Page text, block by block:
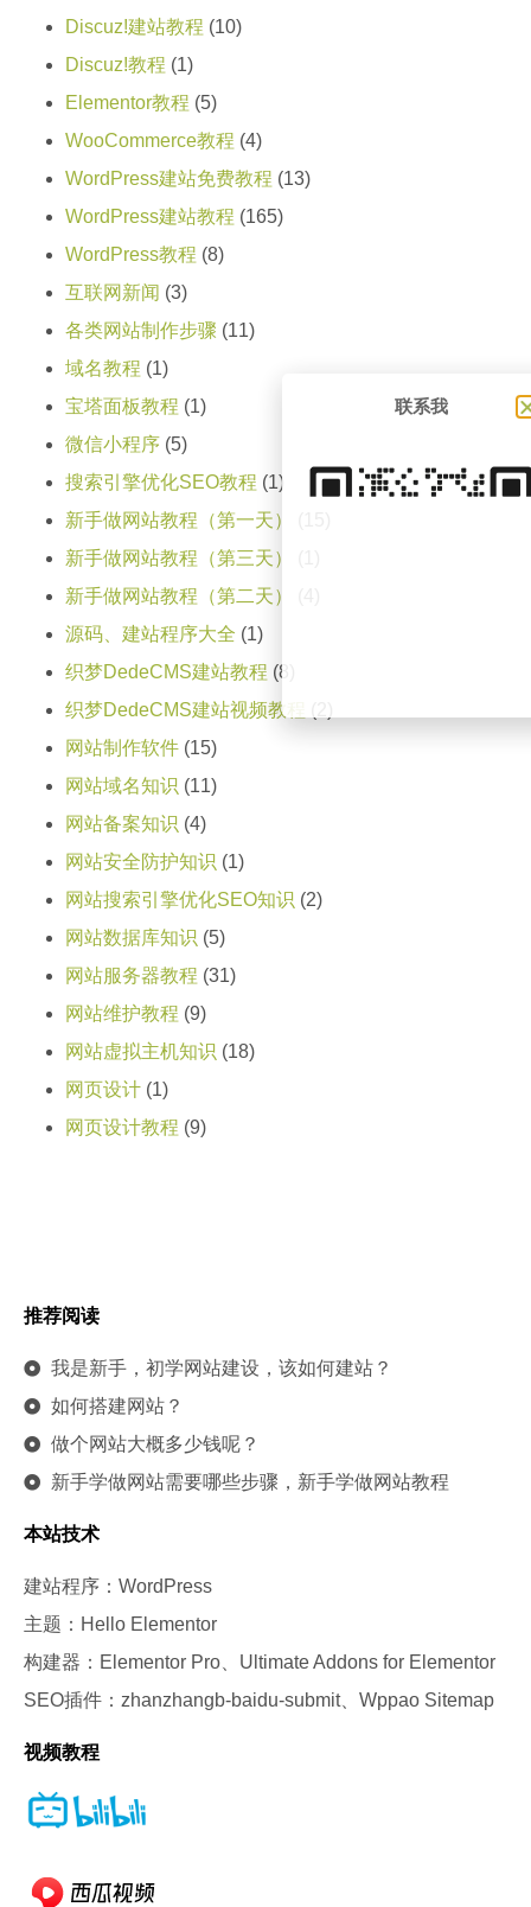
Discuz!建站教程 (10)
Discuz!教程 (1)
Elementor教程 (5)
WooCommerce教程 (4)
WordPress建站免费教程 (13)
WordPress建站教程 (165)
WordPress教程 (8)
互联网新闻 (3)
各类网站制作步骤 (11)
域名教程 (1)
宝塔面板教程 (1)
微信小程序 (5)
搜索引擎优化SEO教程 (1)
新手做网站教程（第一天）
新手做网站教程（第三天）
新手做网站教程（第二天）
源码、建站程序大全 (1)
织梦DedeCMS建站教程 (8)
织梦DedeCMS建站视频教程
网站制作软件 (15)
网站域名知识 (11)
网站备案知识 (4)
网站安全防护知识 (1)
网站搜索引擎优化SEO知识 (2)
网站数据库知识 (5)
网站服务器教程 (31)
网站维护教程 (9)
网站虚拟主机知识 (18)
网页设计 (1)
网页设计教程 (9)
推荐阅读
我是新手，初学网站建设，该如何建站？
如何搭建网站？
做个网站大概多少钱呢？
新手学做网站需要哪些步骤，新手学做网站教程
本站技术
建站程序：WordPress
主题：Hello Elementor
构建器：Elementor Pro、Ultimate Addons for Elementor
SEO插件：zhanzhangb-baidu-submit、Wppao Sitemap
视频教程
联系我